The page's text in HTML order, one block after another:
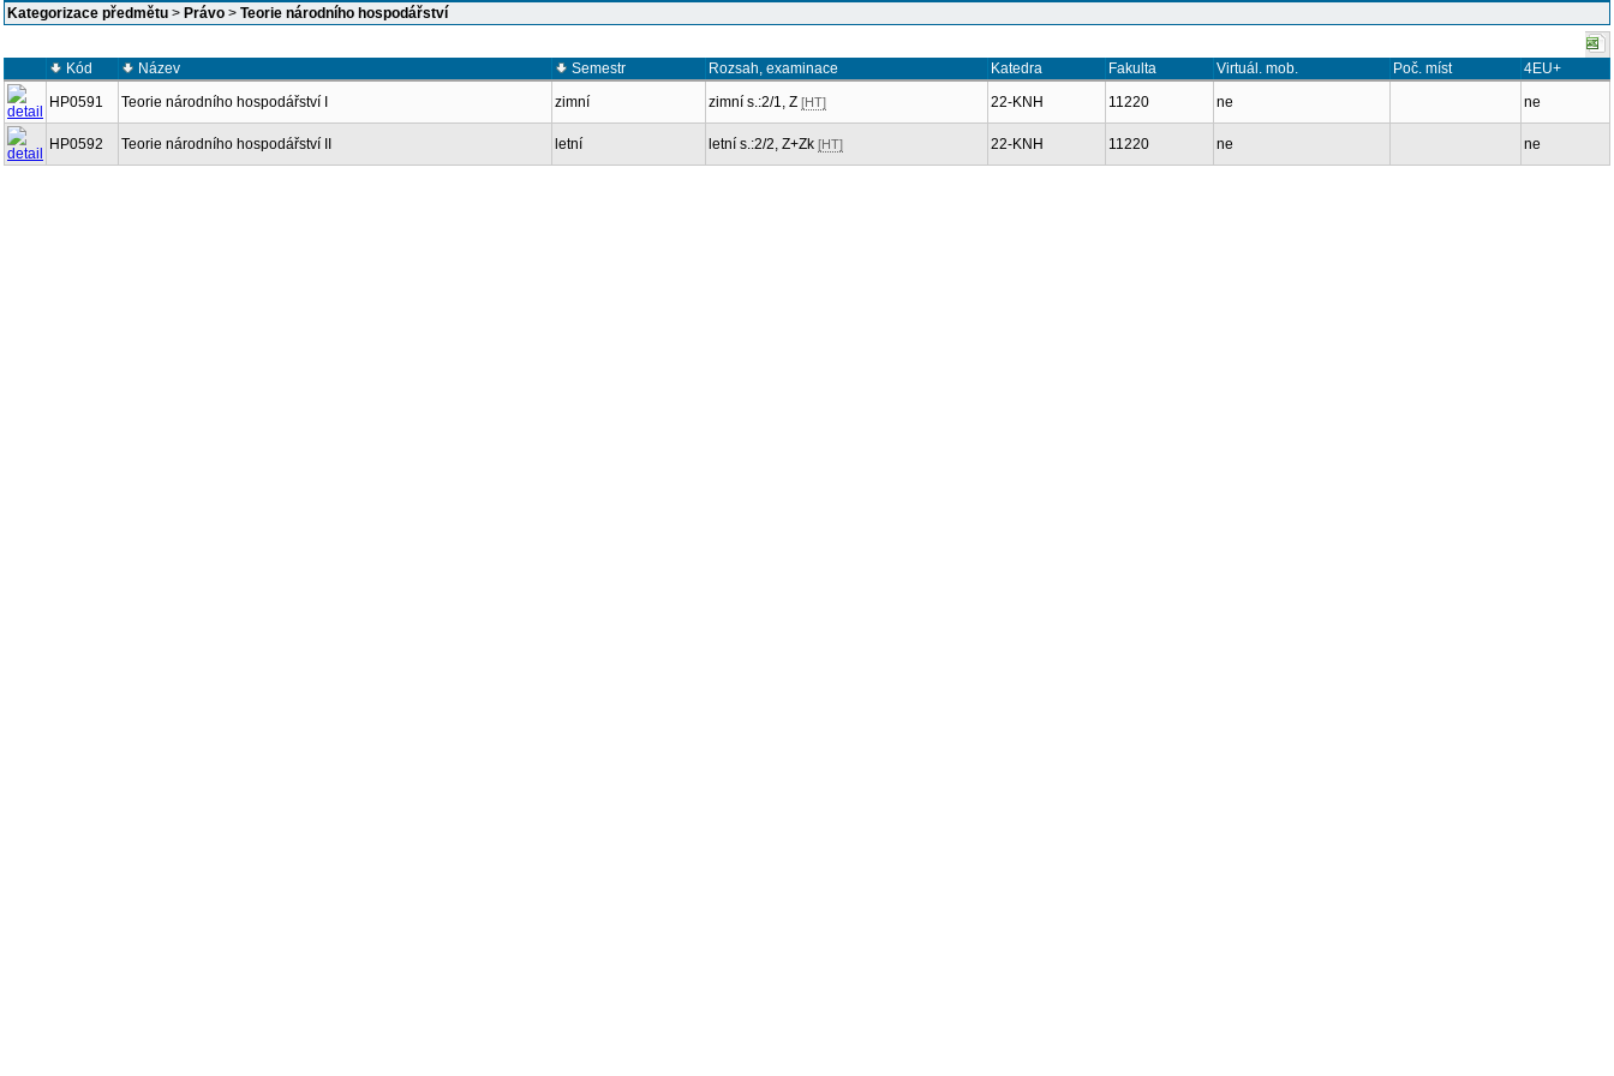
Kategorizace předmětu > Právo > Teorie národního hospodářství
Kód Název Semestr Rozsah, examinace Katedra Fakulta Virtuál. mob. Poč. míst
4EU+
HP0591
Teorie národního hospodářství I zimní zimní s.:2/1, Z [HT] 22-KNH 11220 ne ne
HP0592 Teorie národního hospodářství II letní letní s.:2/2, Z+Zk [HT] 22-KNH 11220 ne ne